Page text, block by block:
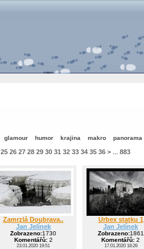
glamour humor krajina makro panorama
25 26 27 28 29 30 31 32 33 34 35 36 >... 883
Zamrzlá Doubrava..
Jan Jelínek
Zobrazeno:1730
Komentářů:2
23.01.2020 19:51
Urbex statku 1
Jan Jelínek
Zobrazeno:1861
Komentářů: 2
17.01.2020 18:26